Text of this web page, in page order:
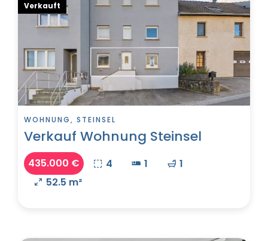
WOHNUNG, STEINSEL
Verkauf Wohnung Steinsel
435.000 € 4 1
1
52.5 m²
Verkauft